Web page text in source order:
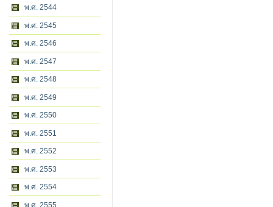
พ.ศ. 2544
พ.ศ. 2545
พ.ศ. 2546
พ.ศ. 2547
พ.ศ. 2548
พ.ศ. 2549
พ.ศ. 2550
พ.ศ. 2551
พ.ศ. 2552
พ.ศ. 2553
พ.ศ. 2554
พ.ศ. 2555